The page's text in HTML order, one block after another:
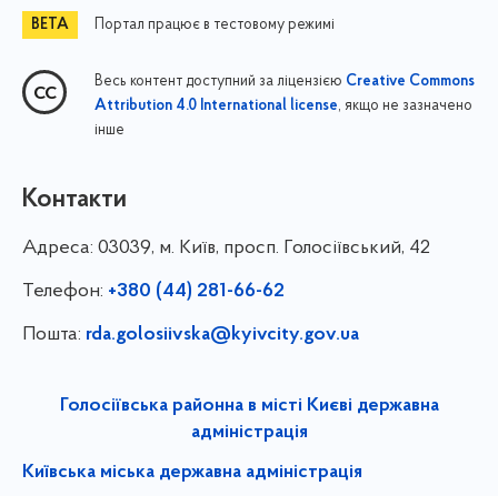
Портал працює в тестовому режимі
Весь контент доступний за ліцензією Creative Commons
Attribution 4.0 International license, якщо не зазначено
інше
Контакти
Адреса: 03039, м. Київ, просп. Голосіївський, 42
Телефон: +380 (44) 281-66-62
Пошта: rda.golosiivska@kyivcity.gov.ua
Голосіївська районна в місті Києві державна
адміністрація
Київська міська державна адміністрація